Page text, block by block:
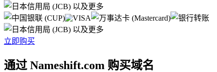
以及更多
以及更多
立即购买
通过 Nameshift.com 购买域名